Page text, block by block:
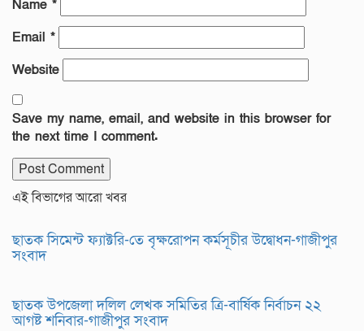
Name *
Email *
Website
Save my name, email, and website in this browser for
the next time I comment.
এই বিভাগের আরো খবর
ছাতক সিমেন্ট ফ্যাক্টরি-তে বৃক্ষরোপন কর্মসূচীর উদ্বোধন-গাজীপুর
সংবাদ
ছাতক উপজেলা দলিল লেখক সমিতির ত্রি-বার্ষিক নির্বাচন ২২
আগষ্ট শনিবার-গাজীপুর সংবাদ